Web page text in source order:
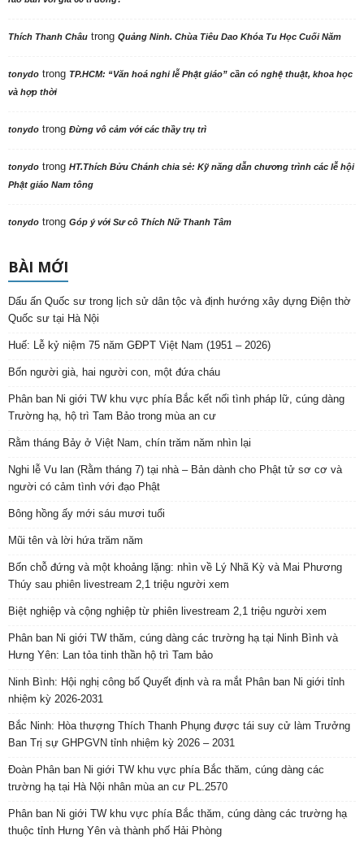
Thích Thanh Châu trong Quảng Ninh. Chùa Tiêu Dao Khóa Tu Học Cuối Năm
tonydo trong TP.HCM: “Văn hoá nghi lễ Phật giáo” cần có nghệ thuật, khoa học
và hợp thời
tonydo trong Đừng vô cảm với các thầy trụ trì
tonydo trong HT.Thích Bửu Chánh chia sẻ: Kỹ năng dẫn chương trình các lễ hội
Phật giáo Nam tông
tonydo trong Góp ý với Sư cô Thích Nữ Thanh Tâm
BÀI MỚI
Dấu ấn Quốc sư trong lịch sử dân tộc và định hướng xây dựng Điện thờ
Quốc sư tại Hà Nội
Huế: Lễ kỷ niệm 75 năm GĐPT Việt Nam (1951 – 2026)
Bốn người già, hai người con, một đứa cháu
Phân ban Ni giới TW khu vực phía Bắc kết nối tình pháp lữ, cúng dàng
Trường hạ, hộ trì Tam Bảo trong mùa an cư
Rằm tháng Bảy ở Việt Nam, chín trăm năm nhìn lại
Nghi lễ Vu lan (Rằm tháng 7) tại nhà – Bản dành cho Phật tử sơ cơ và
người có cảm tình với đạo Phật
Bông hồng ấy mới sáu mươi tuổi
Mũi tên và lời hứa trăm năm
Bốn chỗ đứng và một khoảng lặng: nhìn về Lý Nhã Kỳ và Mai Phương
Thúy sau phiên livestream 2,1 triệu người xem
Biệt nghiệp và cộng nghiệp từ phiên livestream 2,1 triệu người xem
Phân ban Ni giới TW thăm, cúng dàng các trường hạ tại Ninh Bình và
Hưng Yên: Lan tỏa tinh thần hộ trì Tam bảo
Ninh Bình: Hội nghị công bố Quyết định và ra mắt Phân ban Ni giới tỉnh
nhiệm kỳ 2026-2031
Bắc Ninh: Hòa thượng Thích Thanh Phụng được tái suy cử làm Trưởng
Ban Trị sự GHPGVN tỉnh nhiệm kỳ 2026 – 2031
Đoàn Phân ban Ni giới TW khu vực phía Bắc thăm, cúng dàng các
trường hạ tại Hà Nội nhân mùa an cư PL.2570
Phân ban Ni giới TW khu vực phía Bắc thăm, cúng dàng các trường hạ
thuộc tỉnh Hưng Yên và thành phố Hải Phòng